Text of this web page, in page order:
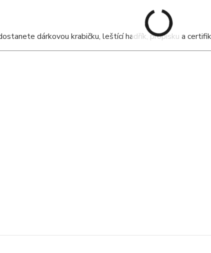
dárkovou krabičku, leštící hadřík, propisku a